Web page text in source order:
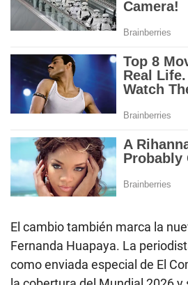
El cambio también marca la
Fernanda Huapaya. La
como enviada especial de El